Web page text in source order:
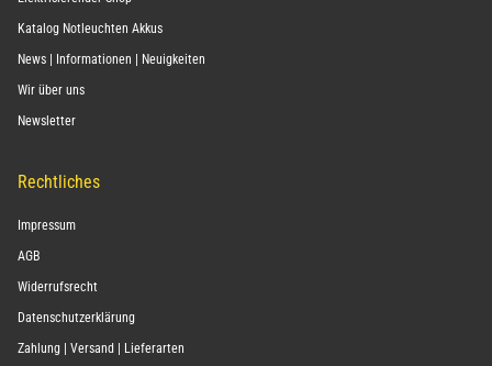
Katalog Notleuchten Akkus
News | Informationen | Neuigkeiten
Wir über uns
Newsletter
Rechtliches
Impressum
AGB
Widerrufsrecht
Datenschutzerklärung
Zahlung | Versand | Lieferarten